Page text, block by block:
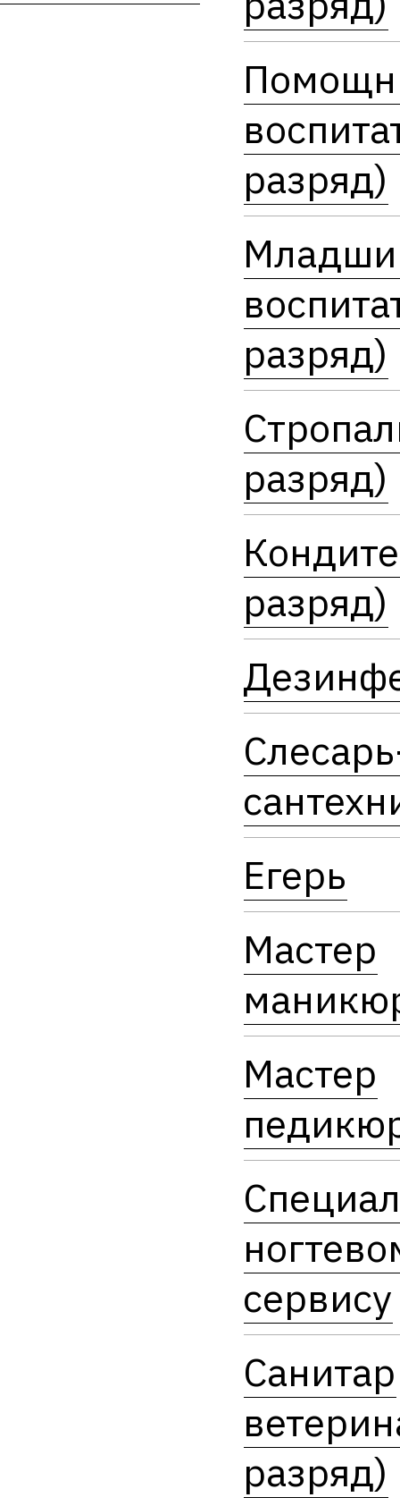
разряд)
разряд)
разряд)
разряд)
Егерь
Мастер
Мастер
сервису
Санитар
разряд)